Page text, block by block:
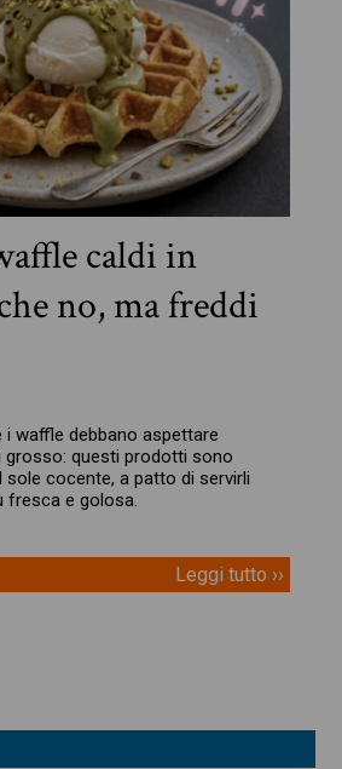
caldi in
no, ma freddi
i waffle debbano aspettare
grosso: questi prodotti sono
cocente, a patto di servirli
fresca e golosa.
Leggi tutto ››